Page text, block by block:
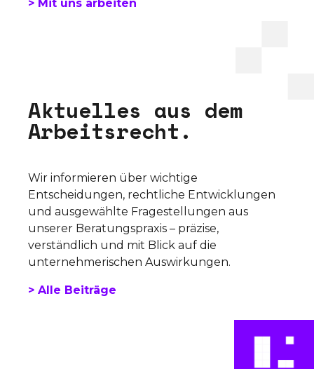
> Mit uns arbeiten
Aktuelles aus dem
Arbeitsrecht.
Wir informieren über wichtige
Entscheidungen, rechtliche Entwicklungen
und ausgewählte Fragestellungen aus
unserer Beratungspraxis – präzise,
verständlich und mit Blick auf die
unternehmerischen Auswirkungen.
> Alle Beiträge